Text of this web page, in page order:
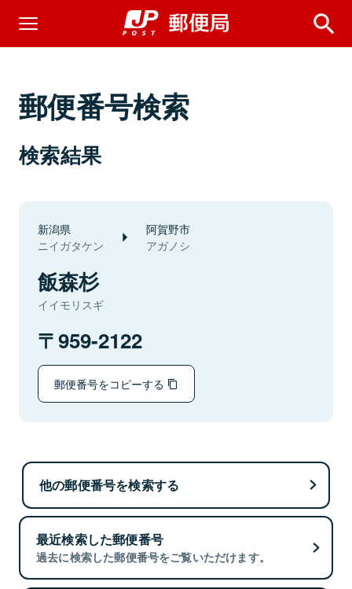
郵便番号検索
検索結果
新潟県
ニイガタケン
阿賀野市
アガノシ
飯森杉
イイモリスギ
959-2122
郵便番号をコピーする
他の郵便番号を検索する
最近検索した郵便番号
過去に検索した郵便番号をご覧いただけます。